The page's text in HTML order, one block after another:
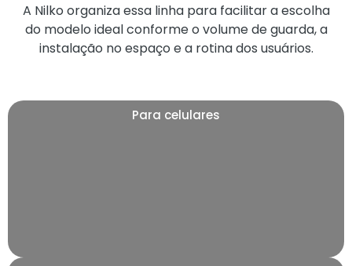
A Nilko organiza essa linha para facilitar a escolha
do modelo ideal conforme o volume de guarda, a
instalação no espaço e a rotina dos usuários.
Para celulares